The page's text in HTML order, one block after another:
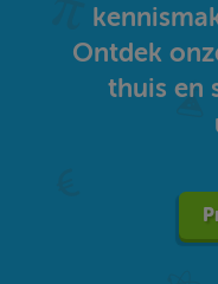
Ontdek
thuis en